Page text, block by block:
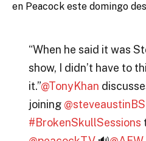
en Peacock este domingo
“When he said it was
show, I didn’t have to
it.”@TonyKhan
joining
#BrokenSkullSessions